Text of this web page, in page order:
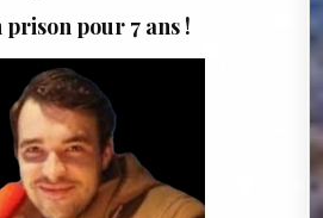
prison pour 7 ans !